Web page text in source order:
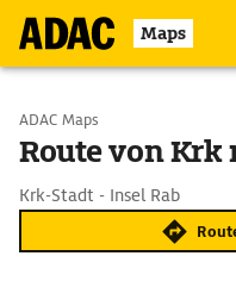
Maps
Start wählen
ADAC Maps
Route von Krk
Krk-Stadt - Insel Rab